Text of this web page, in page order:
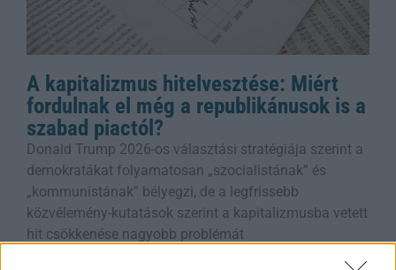
A kapitalizmus hitelvesztése: Miért
fordulnak el még a republikánusok is a
szabad piactól?
Donald Trump 2026-os választási stratégiája szerint a
demokratákat folyamatosan „szocialistának” és
„kommunistának” bélyegzi, de a legfrissebb
közvélemény-kutatások szerint a kapitalizmusba vetett
hit csökkenése nagyobb problémát